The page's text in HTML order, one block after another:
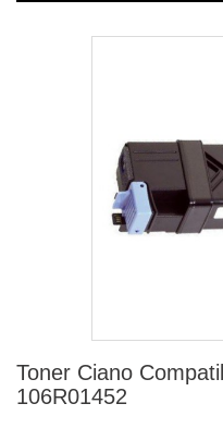
Toner Ciano
106R01452